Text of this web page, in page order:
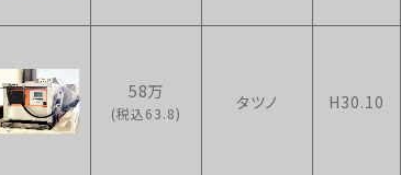
58万
(税込63.8)
タツノ H30.10